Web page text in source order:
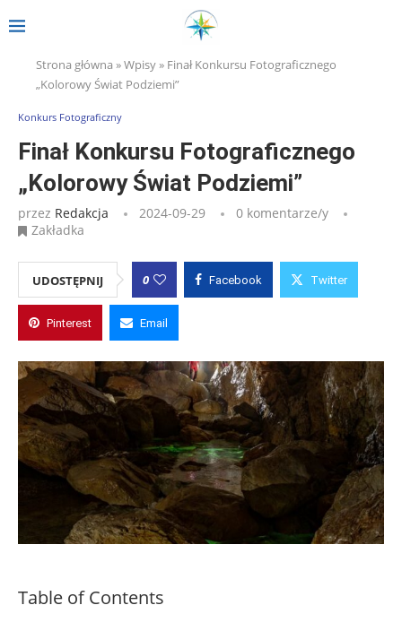
Strona główna »Wpisy» Finał Konkursu Fotograficznego
„Kolorowy Świat Podziemi”
Konkurs Fotograficzny
Finał Konkursu Fotograficznego
„Kolorowy Świat Podziemi”
przez Redakcja 2024-09-29
0 komentarze/y
Zakładka
UDOSTĘPNIJ 0 Facebook Twitter
Pinterest Email
Table of Contents